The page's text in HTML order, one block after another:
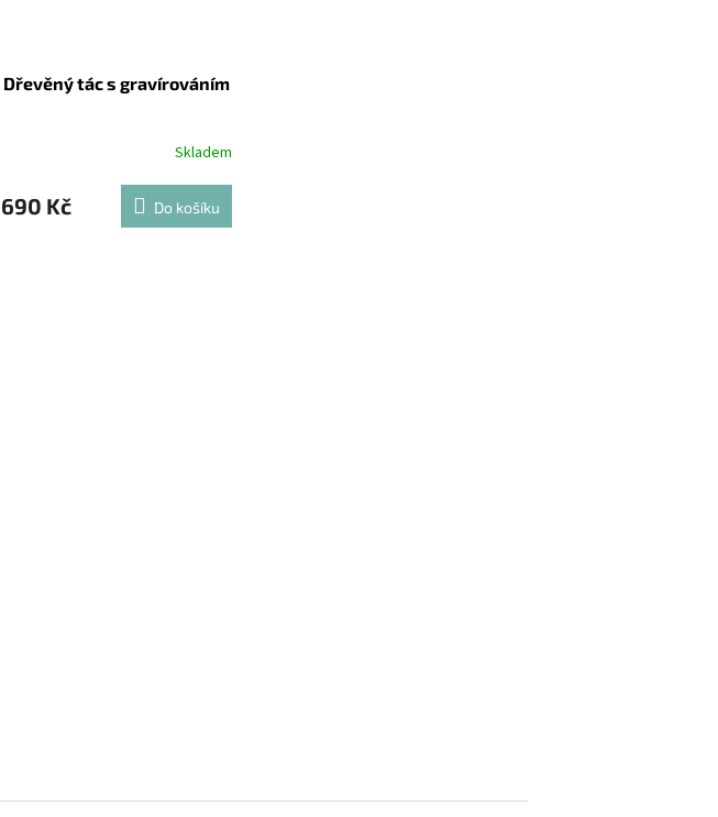
Dřevěný tác s gravírováním
Skladem
690 Kč Do košíku